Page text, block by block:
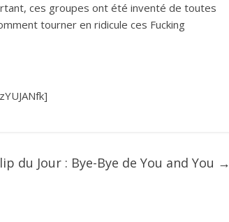
ces groupes ont été inventé de toutes
tourner en ridicule ces Fucking
du Jour : Bye-Bye de You and You →